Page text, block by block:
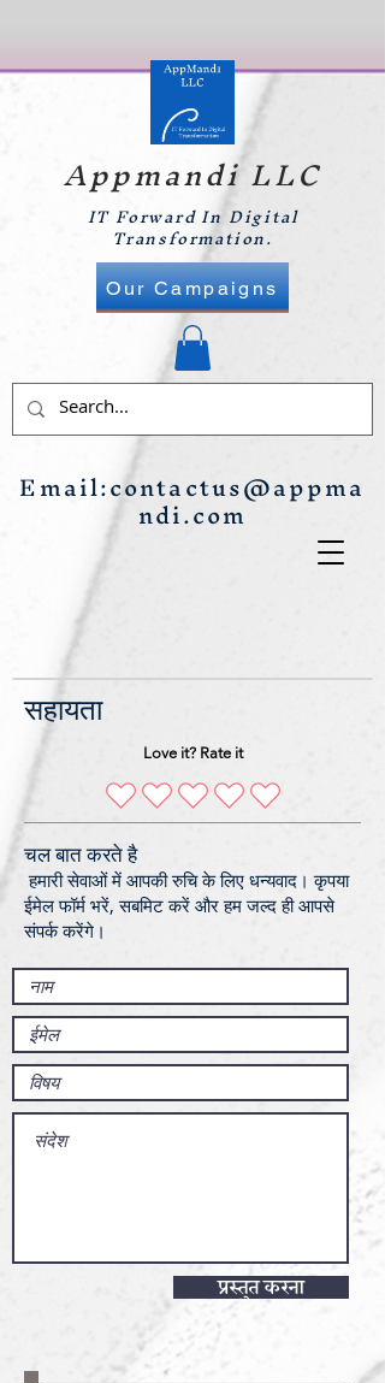
Appmandi LLC
Email:contactus@appma
ndi.com
IT Forward In Digital
Transformation.
Our Campaigns
सहायता
Love it? Rate it
चल बात करते है
​​हमारी सेवाओं में आपकी रुचि के लिए धन्यवाद। कृपया
ईमेल फॉर्म भरें, सबमिट करें और हम जल्द ही आपसे
संपर्क करेंगे।
प्रस्तुत करना